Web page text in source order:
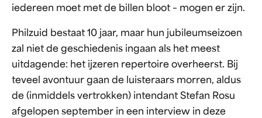
iedereen moet met de billen bloot – mogen er zijn.
Philzuid bestaat 10 jaar, maar hun jubileumseizoen
zal niet de geschiedenis ingaan als het meest
uitdagende: het ijzeren repertoire overheerst. Bij
teveel avontuur gaan de luisteraars morren, aldus
de (inmiddels vertrokken) intendant Stefan Rosu
afgelopen september in een interview in deze